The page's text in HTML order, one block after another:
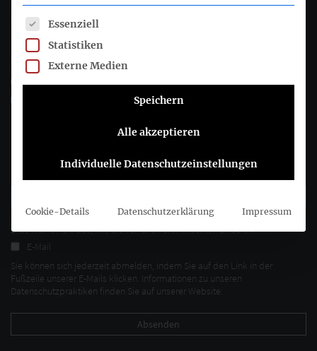
Joachimsthaler Str. 34
10719 Berlin
+49 (0)30 20 64 12 - 0
+49 (0)30 20 64 12 - 15
Bitte wählen Sie aus, wie Sie von uns hören möchten DRSC e.V.:
E-Mail
Sie können sich jederzeit abmelden, indem Sie auf den Link in der
Fußzeile unserer E-Mails klicken. Informationen zu unseren
Datenschutzpraktiken finden Sie auf unserer Website.
Es folgt eine Liste der Service-Gruppen, für die eine
Essenziell
Statistiken
Externe Medien
Speichern
Alle akzeptieren
Individuelle Datenschutzeinstellungen
Cookie-Details Datenschutzerklärung Impressum